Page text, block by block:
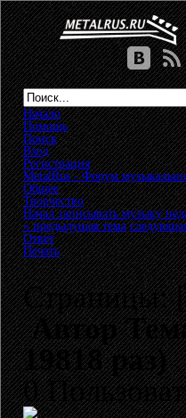
Начало
Помощь
Поиск
Вход
Регистрация
MetalRus - Форум
Общее»
Творчество»
Начал записывать музыку
« предыдущая тема
Ответ
Печать
Страницы: [
Автор
19818 раз)
0